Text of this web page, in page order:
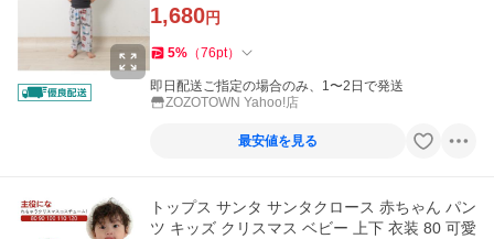
1,680円
5% （76pt）
即日配送ご指定の場合のみ、1〜2日で発送
ZOZOTOWN Yahoo!店
最安値を見る
トップス サンタ サンタクロース 赤ちゃん パン
ツ キッズ クリスマス ベビー 上下 衣装 80 可愛